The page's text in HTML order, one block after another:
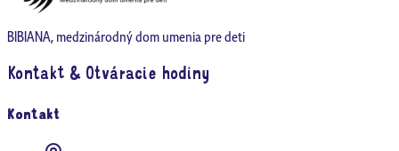
BIBIANA, medzinárodný dom umenia pre deti
Kontakt & Otváracie hodiny
Kontakt